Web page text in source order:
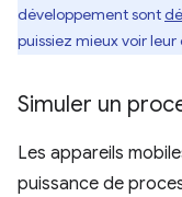
développement sont
puissiez mieux voir
Simuler un
Les appareils
puissance de